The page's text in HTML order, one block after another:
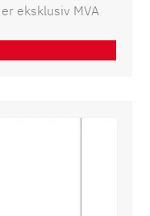
eksklusiv MVA